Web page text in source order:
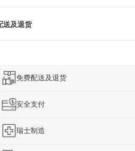
送及退货
免费配送及退货
安全支付
瑞士制造